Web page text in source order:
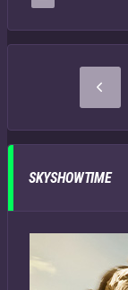
SKYSHOWTIME